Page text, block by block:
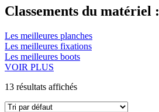
Classements du matériel :
Les meilleures planches
Les meilleures fixations
Les meilleures boots
VOIR PLUS
13 résultats affichés